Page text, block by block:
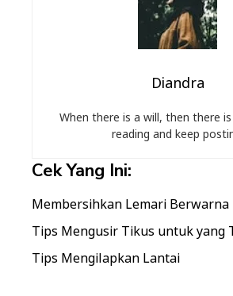
Diandra
When there is a will, then there is
reading and keep
Cek Yang Ini:
Membersihkan Lemari Berwarna
Tips Mengusir Tikus untuk yang
Tips Mengilapkan Lantai